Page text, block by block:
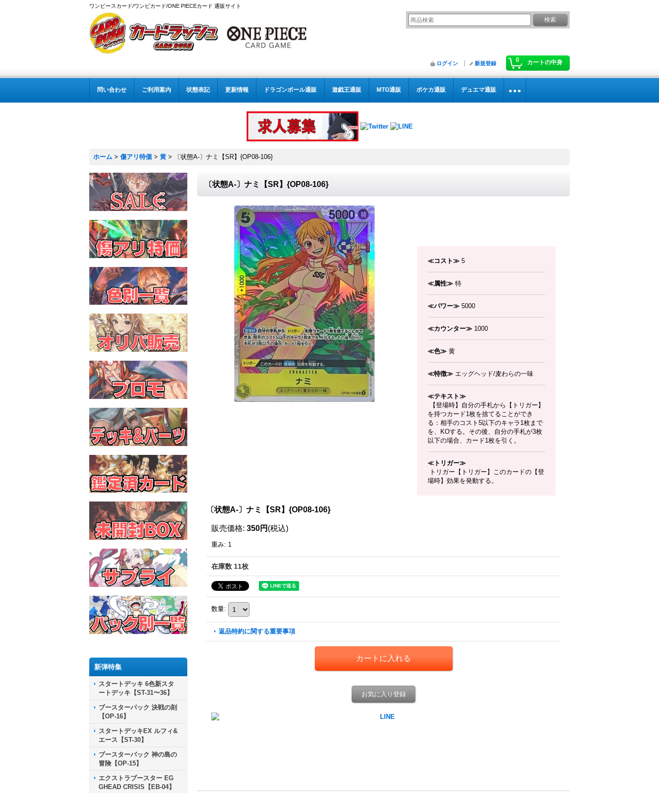
ワンピースカード/ワンピカード/ONE PIECEカード 通販サイト
0 カートの中身
ログイン 新規登録
問い合わせ ご利用案内 状態表記 更新情報 ドラゴンボール通販 遊戯王通販 MTG通販 ポケカ通販 デュエマ通販
ホーム > 傷アリ特価 > 黄 > 〔状態A-〕ナミ【SR】{OP08-106}
新弾特集
スタートデッキ 6色新スタ
ートデッキ【ST-31〜36】
ブースターパック 決戦の刻
【OP-16】
スタートデッキEX ルフィ&
エース【ST-30】
ブースターパック 神の島の
冒険【OP-15】
エクストラブースター EG
GHEAD CRISIS【EB-04】
〔状態A-〕ナミ【SR】{OP08-106}
≪コスト≫ 5
≪属性≫ 特
≪パワー≫ 5000
≪カウンター≫ 1000
≪色≫ 黄
≪特徴≫ エッグヘッド/麦わらの一味
≪テキスト≫
【登場時】自分の手札から【トリガー】
を持つカード1枚を捨てることができ
る：相手のコスト5以下のキャラ1枚まで
を、KOする。その後、自分の手札が3枚
以下の場合、カード1枚を引く。
≪トリガー≫
トリガー【トリガー】このカードの【登
場時】効果を発動する。
〔状態A-〕ナミ【SR】{OP08-106}
販売価格: 350円 (税込)
重み: 1
在庫数 11枚
数量:
返品特約に関する重要事項
お気に入り登録